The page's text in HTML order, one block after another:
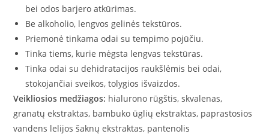
bei odos barjero atkūrimas.
Be alkoholio, lengvos gelinės tekstūros.
Priemonė tinkama odai su tempimo pojūčiu.
Tinka tiems, kurie mėgsta lengvas tekstūras.
Tinka odai su dehidratacijos raukšlėmis bei odai,
stokojančiai sveikos, tolygios išvaizdos.
Veikliosios medžiagos: hialurono rūgštis, skvalenas,
granatų ekstraktas, bambuko ūglių ekstraktas, paprastosios
vandens lelijos šaknų ekstraktas, pantenolis